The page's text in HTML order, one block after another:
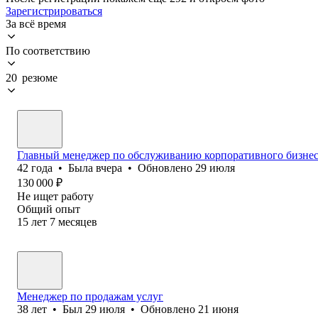
Зарегистрироваться
За всё время
По соответствию
20 резюме
Главный менеджер по обслуживанию корпоративного
42 года • Была вчера • Обновлено 29 июля
130 000 ₽
Не ищет работу
Общий опыт
15 лет 7 месяцев
Менеджер по продажам услуг
38 лет • Был 29 июля • Обновлено 21 июня